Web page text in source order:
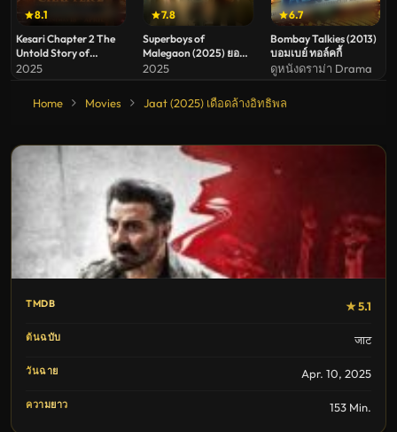
8.1
Kesari Chapter 2 The
Untold Story of
Jallianwala Bagh
2025
7.8
Superboys of
Malegaon (2025) ยอด
มนุษย์แห่งมาเลเกา
2025
6.7
Bombay Talkies (2013)
บอมเบย์ ทอล์คกี้
ดูหนังดราม่า Drama
Home Movies Jaat (2025) เดือดล้างอิทธิพล
TMDB ★ 5.1
ต้นฉบับ जाट
วันฉาย Apr. 10, 2025
ความยาว 153 Min.